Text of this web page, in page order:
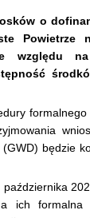
o
Powietrze
względu
będzie
października
a ich